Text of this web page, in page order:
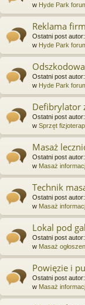
w Hyde Park
Reklama
Ostatni post autor:
w Hyde Park
Ostatni post autor:
w Hyde Park
Defibrylator
Ostatni post autor:
w Sprzęt
Masaż
Ostatni post autor:
w Masaż
Technik
Ostatni post autor:
w Masaż
Lokal pod
Ostatni post autor:
w Masaż
Powięzie i
Ostatni post autor:
w Masaż